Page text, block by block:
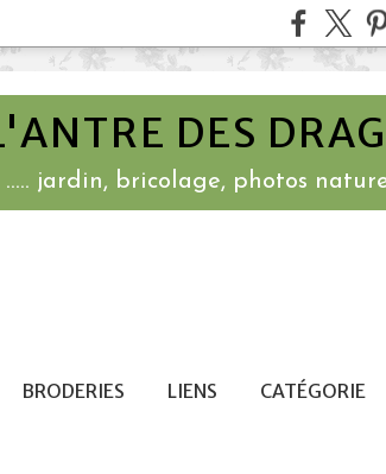
DES
jardin, bricolage, photos
BRODERIES LIENS CATÉGORIE